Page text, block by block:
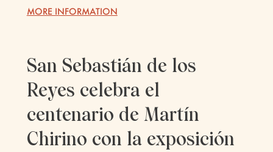
MORE INFORMATION
San Sebastián de los
Reyes celebra el
centenario de Martín
Chirino con la exposición